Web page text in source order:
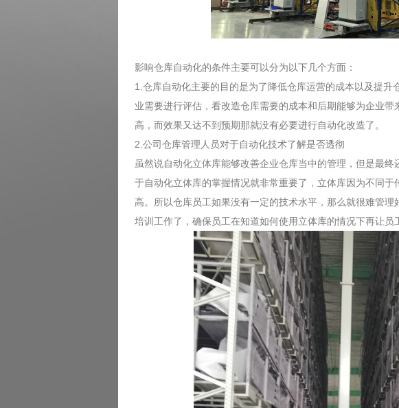
影响仓库自动化的条件主要可以分为以下几个方面：
1.仓库自动化主要的目的是为了降低仓库运营的成本以及提
业需要进行评估，看改造仓库需要的成本和后期能够为企业
高，而效果又达不到预期那就没有必要进行自动化改造了。
2.公司仓库管理人员对于自动化技术了解是否透彻
虽然说自动化立体库能够改善企业仓库当中的管理，但是最
于自动化立体库的掌握情况就非常重要了，立体库因为不同
高。所以仓库员工如果没有一定的技术水平，那么就很难管
培训工作了，确保员工在知道如何使用立体库的情况下再让员